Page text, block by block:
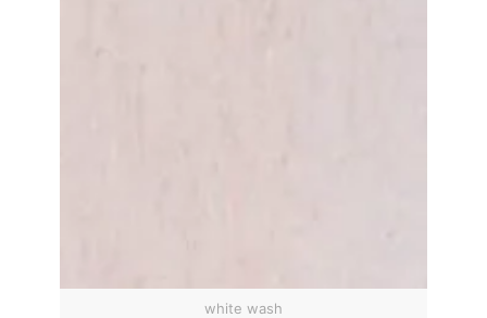
white wash